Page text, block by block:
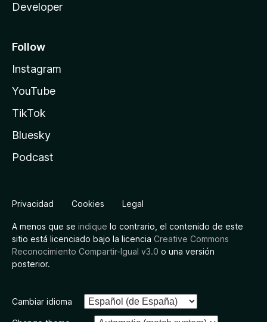
Developer
Follow
Instagram
YouTube
TikTok
Bluesky
Podcast
Privacidad Cookies Legal
A menos que se indique lo contrario, el contenido de este
sitio está licenciado bajo la licencia Creative Commons
Reconocimiento Compartir-Igual v3.0 o una versión
posterior.
Cambiar idioma